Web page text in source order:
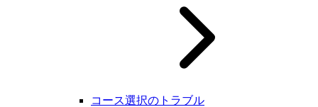
コース選択のトラブル